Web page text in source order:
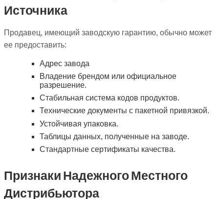
Источника
Продавец, имеющий заводскую гарантию, обычно может
ее предоставить:
Адрес завода
Владение брендом или официальное
разрешение.
Стабильная система кодов продуктов.
Технические документы с пакетной привязкой.
Устойчивая упаковка.
Таблицы данных, полученные на заводе.
Стандартные сертификаты качества.
Признаки Надежного Местного
Дистрибьютора